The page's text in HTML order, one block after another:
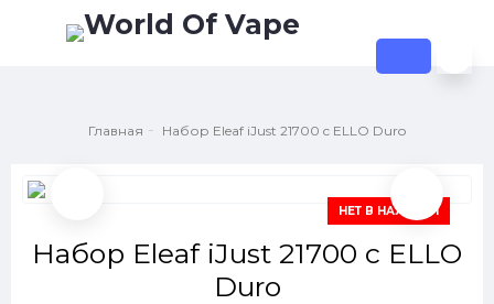
Главная Набор Eleaf iJust 21700 c ELLO Duro
НЕТ В НАЛИЧИИ
Набор Eleaf iJust 21700 c ELLO
Duro